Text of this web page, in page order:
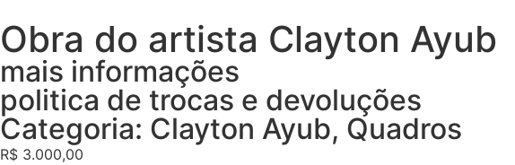
Obra do artista Clayton Ayub
mais informações
politica de trocas e devoluções
Categoria: Clayton Ayub, Quadros
R$ 3.000,00